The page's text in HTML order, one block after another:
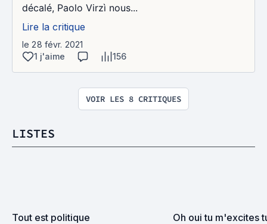
décalé, Paolo Virzì nous...
Lire la critique
le 28 févr. 2021
1 j'aime
156
VOIR LES 8 CRITIQUES
LISTES
Tout est politique
Oh oui tu m'excites